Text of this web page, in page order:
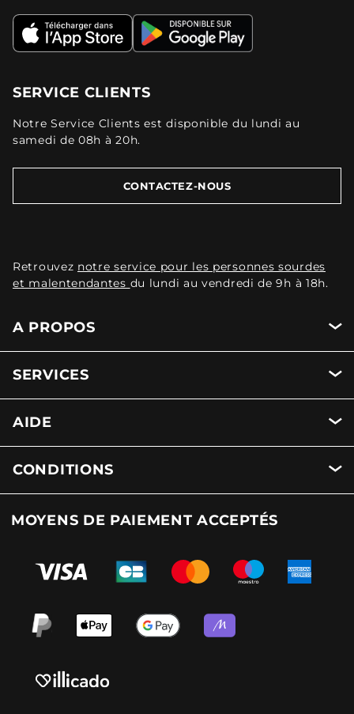
SERVICE CLIENTS
Notre Service Clients est disponible du lundi au
samedi de 08h à 20h.
CONTACTEZ-NOUS
Retrouvez notre service pour les personnes sourdes
et malentendantes du lundi au vendredi de 9h à 18h.
A PROPOS
SERVICES
AIDE
CONDITIONS
MOYENS DE PAIEMENT ACCEPTÉS